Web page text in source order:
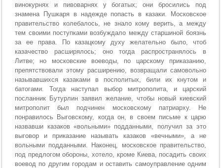
винокурнях и пивоварнях у богатых; они бросились под
знамена Пушкаря в надежде попасть в казаки. Московское
правительство колебалось, не знало кому верить, а между
тем своими поступками возбуждало между старшиной боязнь
за ее права. По казацкому духу желательно было, чтоб
казачество расширялось; оно тогда распространялось в
Литве; но московские воеводы, по царскому приказанию,
препятствовали этому расширению, возвращали самовольно
называвшихся казаками в посполитых, били их кнутом и
батогами. Тогда наступал выбор митрополита, и царский
посланник Бутурлин заявил желание, чтобы новый киевский
митрополит был подчинен московскому патриарху. Не
понравилось Выговскому, когда он, в своем письме к царю
назвавши казаков «вольными» подданными, получил за это
выговор и приказание называть казаков «вечными», а не
вольными подданными. Наконец, московское правительство,
под предлогом обороны, хотело, кроме Киева, посадить своих
воевод по другим городам и оставить самоуправление одним